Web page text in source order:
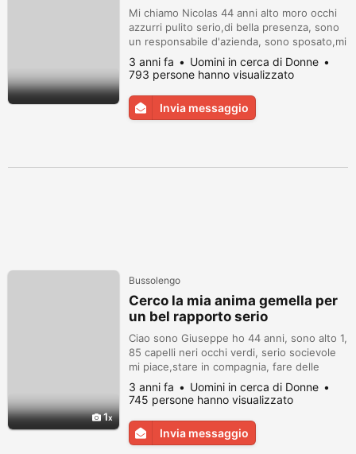
Mi chiamo Nicolas 44 anni alto moro occhi
azzurri pulito serio,di bella presenza, sono
un responsabile d'azienda, sono sposato,mi
piacerebbe conoscere una signorina
sposata che com'è me voglia provare delle
emozioni nuove contattami 3402126793 su
WhatsApp.
3 anni fa
Uomini in cerca di Donne
793 persone hanno visualizzato
Invia messaggio
1
Bussolengo
Cerco la mia anima gemella per
un bel rapporto serio
Ciao sono Giuseppe ho 44 anni, sono alto 1,
85 capelli neri occhi verdi, serio socievole
mi piace,stare in compagnia, fare delle
camminate,amo la campagna,ma ora è
arrivato il momento di incontrare una donna
per formare una bella storia seria, con
scopò di convivere insieme, se ti va
contattami pure su WhatsApp 3402126793.
3 anni fa
Uomini in cerca di Donne
745 persone hanno visualizzato
Invia messaggio